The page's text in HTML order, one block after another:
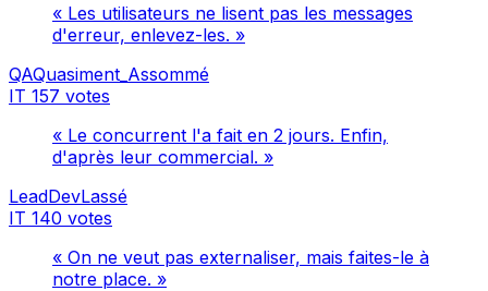
« Les utilisateurs ne lisent pas les messages
d'erreur, enlevez-les. »
QAQuasiment_Assommé
IT 157 votes
« Le concurrent l'a fait en 2 jours. Enfin,
d'après leur commercial. »
LeadDevLassé
IT 140 votes
« On ne veut pas externaliser, mais faites-le à
notre place. »